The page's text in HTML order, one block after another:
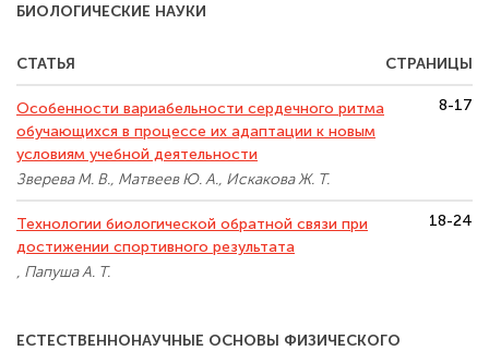
БИОЛОГИЧЕСКИЕ НАУКИ
СТАТЬЯ СТРАНИЦЫ
Особенности вариабельности сердечного ритма
обучающихся в процессе их адаптации к новым
условиям учебной деятельности
Зверева М. В., Матвеев Ю. А., Искакова Ж. Т.
8-17
Технологии биологической обратной связи при
достижении спортивного результата
, Папуша А. Т.
18-24
ЕСТЕСТВЕННОНАУЧНЫЕ ОСНОВЫ ФИЗИЧЕСКОГО